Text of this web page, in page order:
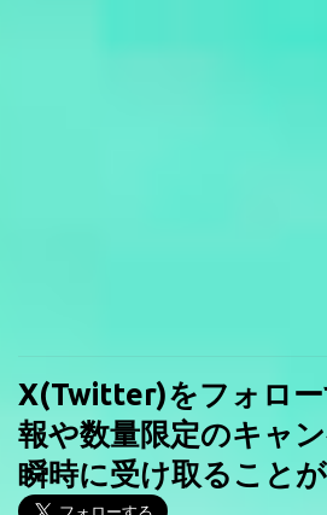
X(Twitter)をフォロー
報や数量限定のキャ
瞬時に受け取ること